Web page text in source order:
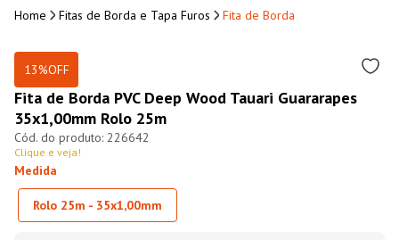
Fitas de Borda e Tapa Furos Fita de Borda
13%OFF
Fita de Borda PVC Deep Wood Tauari Guararapes
35x1,00mm Rolo 25m
226642
Clique e veja!
Medida
Rolo 25m - 35x1,00mm